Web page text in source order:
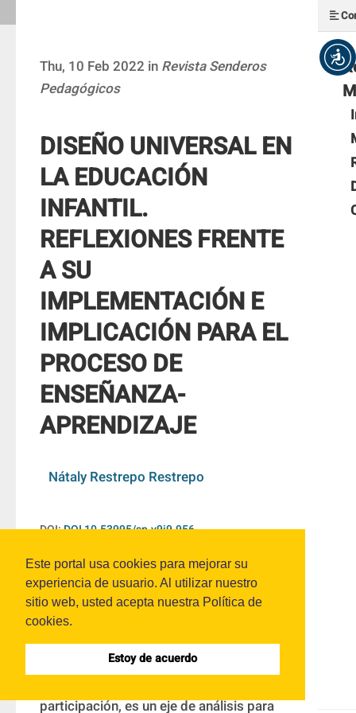
Este portal usa cookies para mejorar su
experiencia de usuario. Al utilizar nuestro
sitio web, usted acepta nuestra Política de
cookies.
Estoy de acuerdo
Thu, 10 Feb 2022 in Revista Senderos
Pedagógicos
DISEÑO UNIVERSAL EN
LA EDUCACIÓN
INFANTIL.
REFLEXIONES FRENTE
A SU
IMPLEMENTACIÓN E
IMPLICACIÓN PARA EL
PROCESO DE
ENSEÑANZA-
APRENDIZAJE
Nátaly Restrepo Restrepo
DOI:DOI 10.53995/sp.v9i9.956
Resumen
El diseño universal del aprendizaje, como
modelo que se fundamenta en eliminar las
participación, es un eje de análisis para